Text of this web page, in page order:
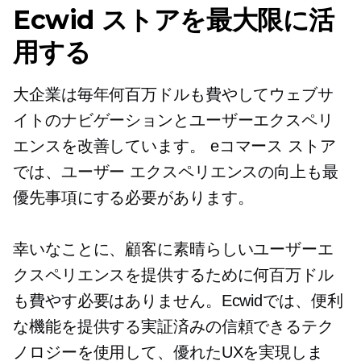
Ecwid ストアを最大限に活
用する
大企業は毎年何百万ドルも費やしてウェブサ
イトのナビゲーションとユーザーエクスペリ
エンスを改善しています。 eコマース ストア
では、ユーザー エクスペリエンスの向上も最
優先事項にする必要があります。
幸いなことに、顧客に素晴らしいユーザーエ
クスペリエンスを提供するために何百万ドル
も費やす必要はありません。Ecwidでは、便利
な機能を提供する実証済みの信頼できるテク
ノロジーを使用して、優れたUXを実現しま